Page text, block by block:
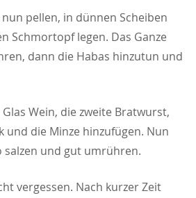
pellen, in dünnen Scheiben
Schmortopf legen. Das Ganze
dann die Habas hinzutun und
Glas Wein, die zweite Bratwurst,
und die Minze hinzufügen. Nun
salzen und gut umrühren.
vergessen. Nach kurzer Zeit